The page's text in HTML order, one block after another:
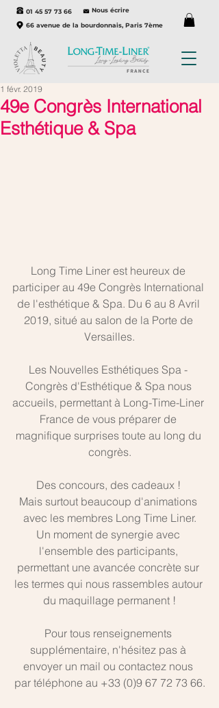
01 45 57 73 66 Nous écrire
66 avenue de la bourdonnais, Paris 7ème
49e Congrès International
Esthétique & Spa
1 févr. 2019
Long Time Liner est heureux de
participer au 49e Congrès International
de l'esthétique & Spa. Du 6 au 8 Avril
2019, situé au salon de la Porte de
Versailles.
Les Nouvelles Esthétiques Spa -
Congrès d'Esthétique & Spa nous
accueils, permettant à Long-Time-Liner
France de vous préparer de
magnifique surprises toute au long du
congrès.
Des concours, des cadeaux !
Mais surtout beaucoup d'animations
avec les membres Long Time Liner.
Un moment de synergie avec
l'ensemble des participants,
permettant une avancée concrète sur
les termes qui nous rassembles autour
du maquillage permanent !
Pour tous renseignements
supplémentaire, n'hésitez pas à
envoyer un mail ou contactez nous
par téléphone au +33 (0)9 67 72 73 66.